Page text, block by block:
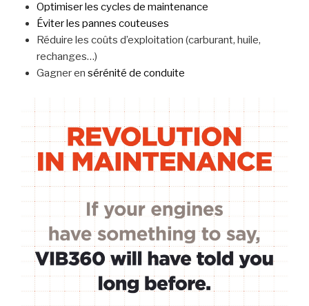
Optimiser les cycles de maintenance
Éviter les pannes couteuses
Réduire les coûts d’exploitation (carburant, huile,
rechanges…)
Gagner en sérénité de conduite